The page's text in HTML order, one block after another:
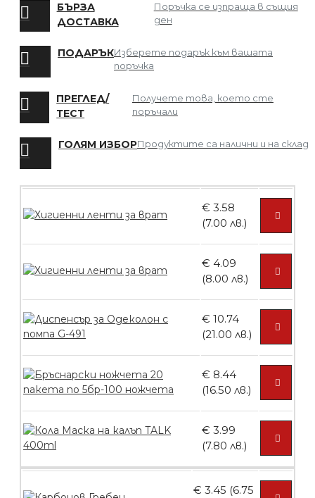
Четка за боядисване
БЕЗПЛАТНО
Контейнери за сваляне на гел лак 10
БЕЗПЛАТНО
Контейнери за сваляне на гел лак 5
броя
БЪРЗА
ДОСТАВКА
Поръчка се изпраща в същия
ден
ПОДАРЪКИзберете подарък към вашата
поръчка
ПРЕГЛЕД/
ТЕСТ
Получете това, което сте
поръчали
ГОЛЯМ ИЗБОРПродуктите са налични и на склад
€ 3.58
(7.00 лв.)
€ 4.09
(8.00 лв.)
€ 10.74
(21.00 лв.)
€ 8.44
(16.50 лв.)
€ 3.99
(7.80 лв.)
€ 3.45 (6.75